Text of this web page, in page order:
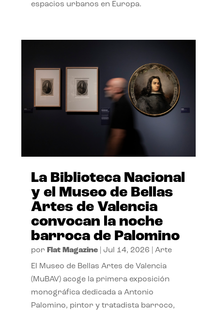
espacios urbanos en Europa.
La Biblioteca Nacional
y el Museo de Bellas
Artes de Valencia
convocan la noche
barroca de Palomino
por Flat Magazine| Jul 14, 2026 Arte
El Museo de Bellas Artes de Valencia
(MuBAV) acoge la primera exposición
monográfica dedicada a Antonio
Palomino, pintor y tratadista barroco,